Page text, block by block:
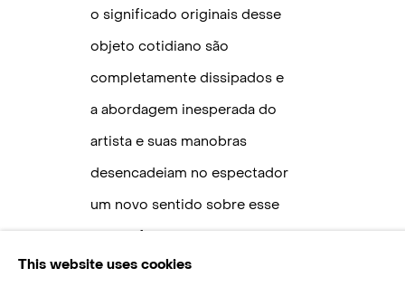
This website uses cookies
o significado originais desse
objeto cotidiano são
completamente dissipados e
a abordagem inesperada do
artista e suas manobras
desencadeiam no espectador
um novo sentido sobre esse
objeto familiar, abrindo-o
para novas narrativas.